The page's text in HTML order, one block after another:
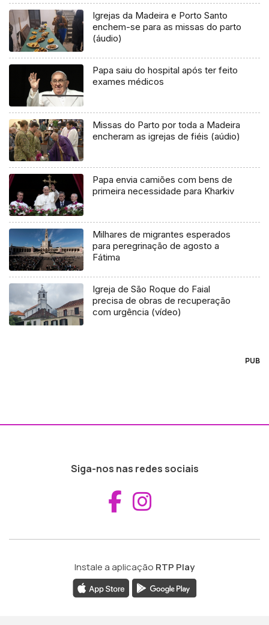
Igrejas da Madeira e Porto Santo
enchem-se para as missas do parto
(áudio)
Papa saiu do hospital após ter feito
exames médicos
Missas do Parto por toda a Madeira
encheram as igrejas de fiéis (aúdio)
Papa envia camiões com bens de
primeira necessidade para Kharkiv
Milhares de migrantes esperados
para peregrinação de agosto a
Fátima
Igreja de São Roque do Faial
precisa de obras de recuperação
com urgência (vídeo)
PUB
Siga-nos nas redes sociais
Aceder ao
Instale a aplicação RTP Play